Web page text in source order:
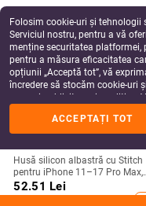
Husă silicon albastră cu Stitch
pentru iPhone 11–17 Pro Max,
design cu margine curbată și
protecție anti-cădere
52.51 Lei
Folosim cookie-uri și
Serviciul nostru, pentru a vă
menține securitatea platformei,
pentru a măsura eficacitatea
opțiunii „Acceptă tot”, vă
încredere să stocăm cookie-uri
scopuri publicitare și analitice.
făcând clic pe „Gestionează
rugăm să consultațiPolitica
ACCEPTAȚI TOT